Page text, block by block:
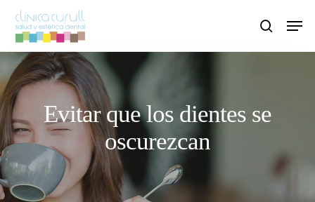
content
search
Menu
Evitar que los dientes se
oscurezcan